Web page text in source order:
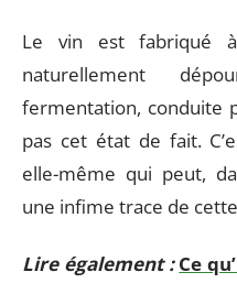
Le vin est fabriqué
naturellement
fermentation, conduite
pas cet état de fait.
elle-même qui peut,
une infime trace de
Lire également : Ce